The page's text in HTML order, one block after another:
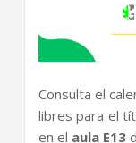
Consulta el
libres para el
en el aula E13